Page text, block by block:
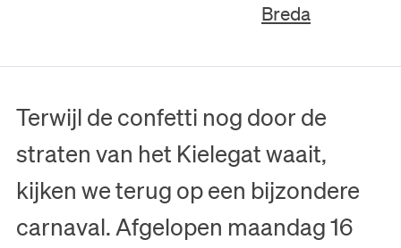
Breda
Terwijl de confetti nog door de
straten van het Kielegat waait,
kijken we terug op een bijzondere
carnaval. Afgelopen maandag 16